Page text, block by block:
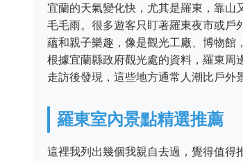
宜蘭的天氣變化快，尤其是羅東，靠山
毛毛雨。很多遊客只盯著羅東夜市或戶
蘊和親子樂趣，像是觀光工廠、博物館
根據宜蘭縣政府觀光處的資料，羅東周
走訪後發現，這些地方通常人潮比戶外
羅東室內景點精選推薦
這裡我列出幾個我親自去過，覺得值得